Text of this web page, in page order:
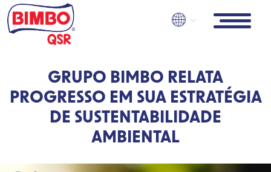
Skip
to
main
GRUPO BIMBO RELATA
PROGRESSO EM SUA ESTRATÉGIA
DE SUSTENTABILIDADE
AMBIENTAL